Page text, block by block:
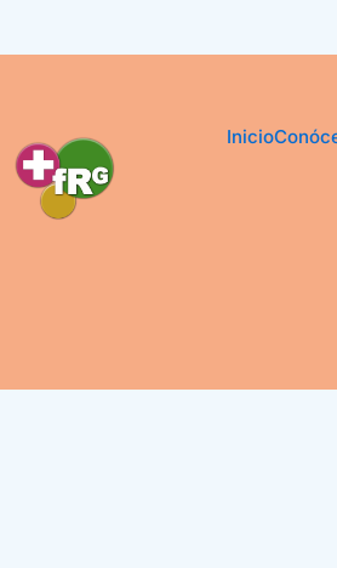
Inicio